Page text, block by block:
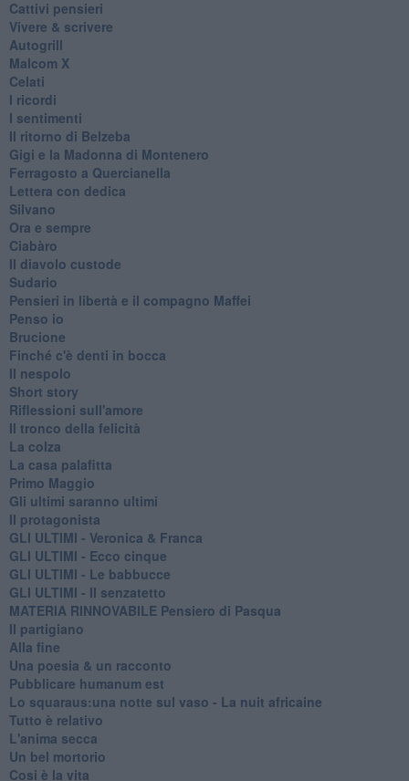
Cattivi pensieri
Vivere & scrivere
Autogrill
Malcom X
Celati
I ricordi
I sentimenti
Il ritorno di Belzeba
Gigi e la Madonna di Montenero
Ferragosto a Quercianella
Lettera con dedica
Silvano
Ora e sempre
Ciabàro
Il diavolo custode
Sudario
Pensieri in libertà e il compagno Maffei
Penso io
Brucione
Finché c'è denti in bocca
Il nespolo
Short story
Riflessioni sull'amore
Il tronco della felicità
La colza
La casa palafitta
Primo Maggio
Gli ultimi saranno ultimi
Il protagonista
GLI ULTIMI - Veronica & Franca
GLI ULTIMI - Ecco cinque
GLI ULTIMI - Le babbucce
GLI ULTIMI - Il senzatetto
MATERIA RINNOVABILE Pensiero di Pasqua
Il partigiano
Alla fine
Una poesia & un racconto
Pubblicare humanum est
Lo squaraus:una notte sul vaso - La nuit africaine
Tutto è relativo
L'anima secca
Un bel mortorio
Cosi è la vita